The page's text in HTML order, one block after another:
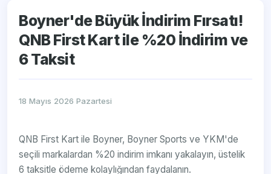
Boyner'de Büyük İndirim Fırsatı!
QNB First Kart ile %20 İndirim ve
6 Taksit
18 Mayıs 2026 Pazartesi
QNB First Kart ile Boyner, Boyner Sports ve YKM'de
seçili markalardan %20 indirim imkanı yakalayın, üstelik
6 taksitle ödeme kolaylığından faydalanın.